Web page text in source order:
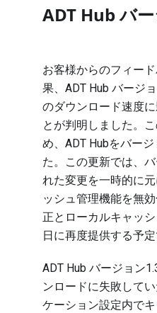
ADT Hub バ
お客様からのフィー
果、ADT Hub バージ
のダウンロード速度
とが判明しました。
め、ADT Hubをバー
た。この更新では、
れた変更を一時的に
ッシュ管理機能を無
正とローカルキャッ
日に再度提供する予定
ADT Hub バージョン
ンロードに失敗して
ケーション設定内で